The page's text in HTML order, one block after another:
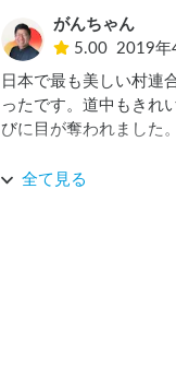
がんちゃん
5.00 2019年
日本で最も美しい村連
ったです。道中もきれ
びに目が奪われました。
ステーションの位置と
全て見る